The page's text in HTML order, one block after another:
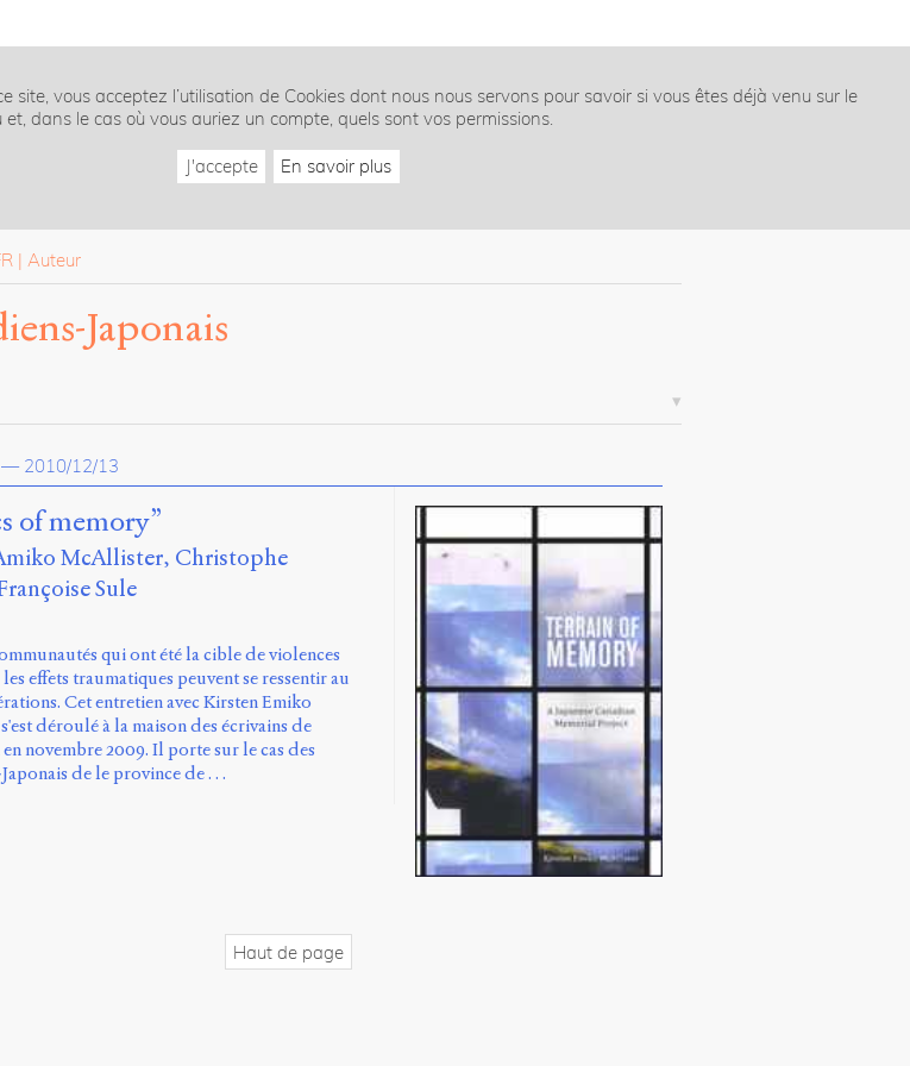
site, vous acceptez l’utilisation de Cookies dont nous nous servons pour savoir si vous êtes déjà venu sur le
dans le cas où vous auriez un compte, quels sont vos permissions.
J'accepte En savoir plus
Auteur
Japonais
— 2010/12/13
of memory”
McAllister Christophe
Sule
qui ont été la cible de violences
effets traumatiques peuvent se ressentir au
Cet entretien avec Kirsten Emiko
déroulé à la maison des écrivains de
novembre 2009. Il porte sur le cas des
de le province de …
Haut de page